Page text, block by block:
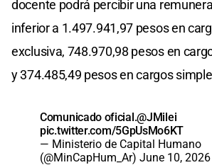
docente podrá percibir una
inferior a 1.497.941,97 pesos en
exclusiva, 748.970,98 pesos en
y 374.485,49 pesos en cargos
Comunicado oficial.@JMilei
pic.twitter.com/5GpUsMo6KT
— Ministerio de Capital Humano
(@MinCapHum_Ar) June 10, 2026